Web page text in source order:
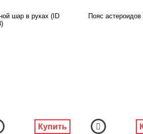
шар в руках (ID
Купить
Пояс астероидов